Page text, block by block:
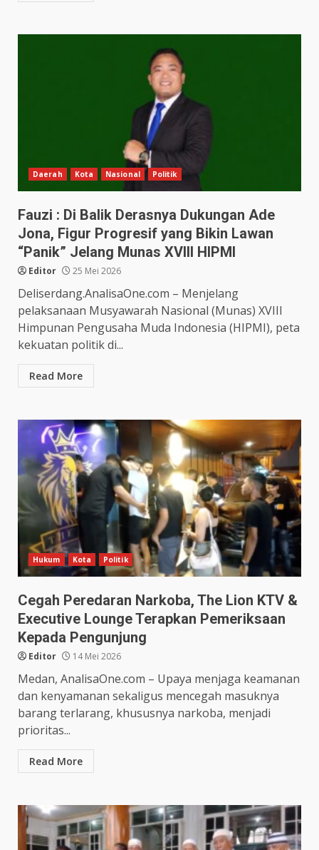
Daerah Kota Nasional Politik
Fauzi : Di Balik Derasnya Dukungan Ade
Jona, Figur Progresif yang Bikin Lawan
“Panik” Jelang Munas XVIII HIPMI
Editor 25 Mei 2026
Deliserdang.AnalisaOne.com – Menjelang
pelaksanaan Musyawarah Nasional (Munas) XVIII
Himpunan Pengusaha Muda Indonesia (HIPMI), peta
kekuatan politik di...
Read More
Hukum Kota Politik
Cegah Peredaran Narkoba, The Lion KTV &
Executive Lounge Terapkan Pemeriksaan
Kepada Pengunjung
Editor 14 Mei 2026
Medan, AnalisaOne.com – Upaya menjaga keamanan
dan kenyamanan sekaligus mencegah masuknya
barang terlarang, khususnya narkoba, menjadi
prioritas...
Read More